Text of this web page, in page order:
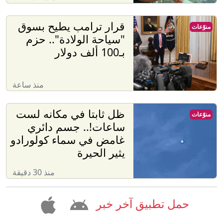
قرار ترامب يطيح بسوق
"سياحة الولادة".. حزم
بـ100 ألف دولار
منذ ساعة
منوّعات
ظل ثابتا في مكانه لست
ساعات!.. جسم دائري
غامض في سماء كولورادو
يثير الحيرة
منذ 30 دقيقة
منوّعات
حمل تطبيق آخر خبر